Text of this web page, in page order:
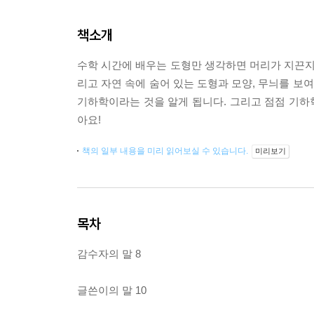
책소개
수학 시간에 배우는 도형만 생각하면 머리가 지끈
리고 자연 속에 숨어 있는 도형과 모양, 무늬를 보
기하학이라는 것을 알게 됩니다. 그리고 점점 기
아요!
책의 일부 내용을 미리 읽어보실 수 있습니다. 미리보기
목차
감수자의 말 8
글쓴이의 말 10